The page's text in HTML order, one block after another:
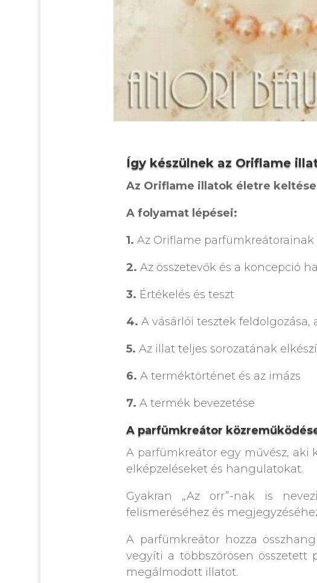
Így készülnek az Oriflame
Az Oriflame illatok életre
A folyamat lépései:
1. Az Oriflame parfümkreátorainak
2. Az összetevők és a koncepció
3. Értékelés és teszt
4. A vásárlói tesztek
5. Az illat teljes sorozatának
6. A terméktörténet és az imázs
7. A termék bevezetése
A parfümkreátor
A parfümkreátor egy művész, aki
elképzeléseket és hangulatokat.
Gyakran „Az orr”-nak is
felismeréséhez és
A parfümkreátor hozza
vegyíti a többszörösen
megálmodott illatot.